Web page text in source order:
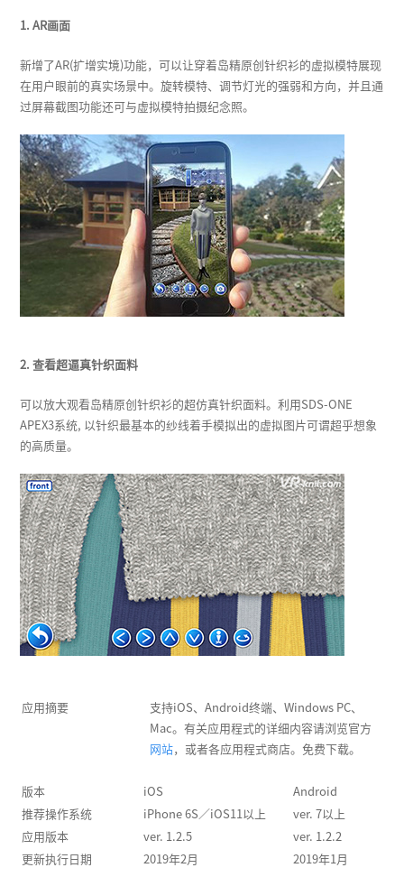
1. AR画面
新增了AR(扩增实境)功能，可以让穿着岛精原创针织衫的虚拟模特展现
在用户眼前的真实场景中。旋转模特、调节灯光的强弱和方向，并且通
过屏幕截图功能还可与虚拟模特拍摄纪念照。
2. 查看超逼真针织面料
可以放大观看岛精原创针织衫的超仿真针织面料。利用SDS-ONE
APEX3系统, 以针织最基本的纱线着手模拟出的虚拟图片可谓超乎想象
的高质量。
应用摘要
支持iOS、Android终端、Windows PC、
Mac。有关应用程式的详细内容请浏览官方
网站，或者各应用程式商店。免费下载。
版本 iOS
Android
推荐操作系统
iPhone 6S／iOS11以上
ver. 7以上
应用版本
ver. 1.2.5
ver. 1.2.2
更新执行日期
2019年2月 2019年1月